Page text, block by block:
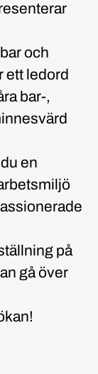
och
ett ledord
bar-,
en
på
gå över